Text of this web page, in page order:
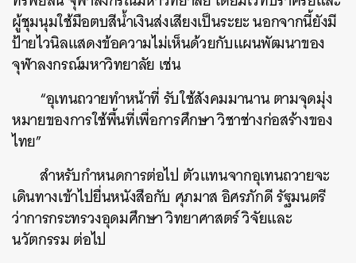
ผู้ชุมนุมใช้มือตบสีน้ำเงินส่งเสียงเป็นระยะ นอกจากนี้ยังมี
ป้ายไวนิลแสดงข้อความไม่เห็นด้วยกับแผนพัฒนาของ
จุฬาลงกรณ์มหาวิทยาลัย เช่น
“อุเทนถวายทำหน้าที่ รับใช้สังคมมานาน ตามจุดมุ่ง
หมายของการใช้พื้นที่เพื่อการศึกษา วิชาช่างก่อสร้างของ
ไทย”
สำหรับกำหนดการต่อไป ตัวแทนจากอุเทนถวายจะ
เดินทางเข้าไปยื่นหนังสือกับ ศุภมาส อิศรภักดี รัฐมนตรี
ว่าการกระทรวงอุดมศึกษา วิทยาศาสตร์ วิจัยและ
นวัตกรรม ต่อไป
TWEET